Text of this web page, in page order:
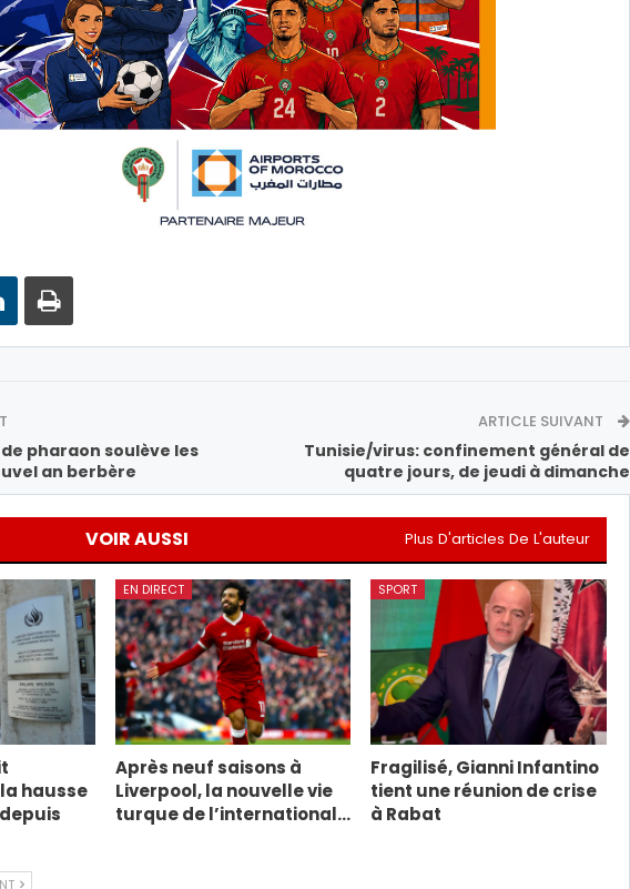
pharaon soulève les
an berbère
ARTICLE SUIVANT
Tunisie/virus: confinement général de
quatre jours, de jeudi à dimanche
VOIR AUSSI Plus D'articles De L'auteur
hausse
EN DIRECT
Après neuf saisons à
Liverpool, la nouvelle vie
turque de l’international…
SPORT
Fragilisé, Gianni Infantino
tient une réunion de crise
à Rabat